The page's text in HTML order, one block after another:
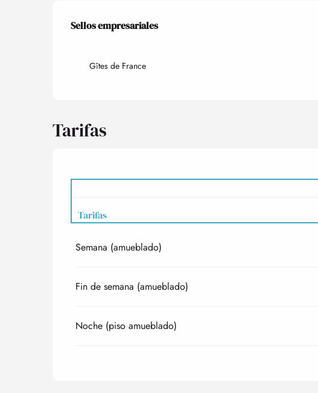
Oferta de prestaciones
Sellos empresariales
Sellos empresariales
Gîtes de France
Tarifas
Tarifas
Tarifas 2027
Semana (amueblado)
Fin de semana (amueblado)
Noche (piso amueblado)